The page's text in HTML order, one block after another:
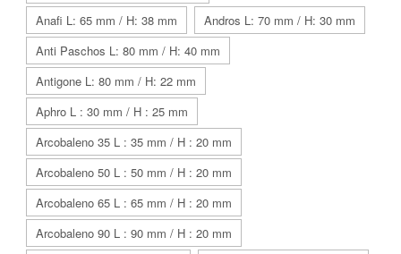
Anafi L: 65 mm / H: 38 mm
Andros L: 70 mm / H: 30 mm
Anti Paschos L: 80 mm / H: 40 mm
Antigone L: 80 mm / H: 22 mm
Aphro L : 30 mm / H : 25 mm
Arcobaleno 35 L : 35 mm / H : 20 mm
Arcobaleno 50 L : 50 mm / H : 20 mm
Arcobaleno 65 L : 65 mm / H : 20 mm
Arcobaleno 90 L : 90 mm / H : 20 mm